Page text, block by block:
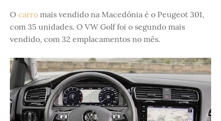
O carro mais vendido na Macedônia é o Peugeot 301,
com 35 unidades. O VW Golf foi o segundo mais
vendido, com 32 emplacamentos no mês.